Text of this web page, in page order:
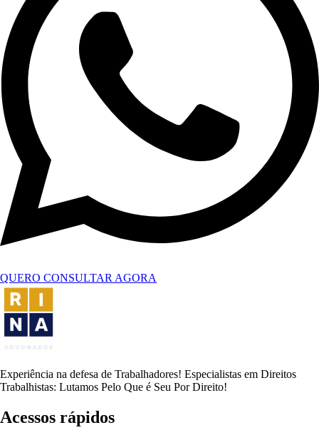
QUERO CONSULTAR AGORA
Experiência na defesa de Trabalhadores! Especialistas em Direitos
Trabalhistas: Lutamos Pelo Que é Seu Por Direito!
Acessos rápidos